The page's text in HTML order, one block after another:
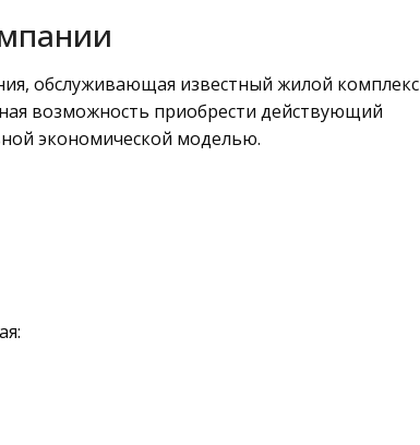
обслуживающая известный жилой комплекс
возможность приобрести действующий
экономической моделью.